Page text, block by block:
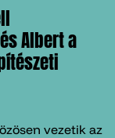
Albert a
vezetik az